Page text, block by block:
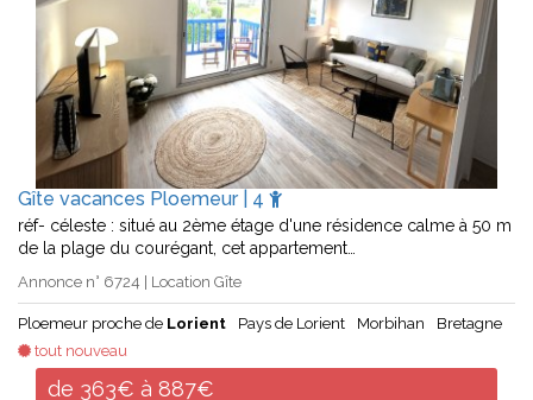
Gîte vacances Ploemeur | 4
réf- céleste : situé au 2ème étage d'une résidence calme à 50 m
de la plage du courégant, cet appartement…
Annonce n° 6724 | Location Gîte
Ploemeur proche de Lorient Pays de Lorient Morbihan
Bretagne
tout nouveau
de 363€ à 887€